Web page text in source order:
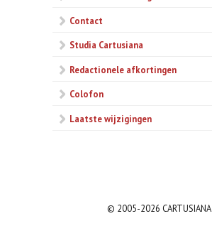
Contact
Studia Cartusiana
Redactionele afkortingen
Colofon
Laatste wijzigingen
© 2005-2026 CARTUSIANA